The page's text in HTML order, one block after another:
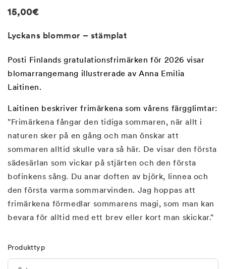
modalfönster
Regular
15,00€
Lyckans blommor – stämplat
Posti Finlands gratulationsfrimärken för 2026 visar
blomarrangemang illustrerade av Anna Emilia
Laitinen.
Laitinen beskriver frimärkena som vårens färgglimtar:
"Frimärkena fångar den tidiga sommaren, när allt i
naturen sker på en gång och man önskar att
sommaren alltid skulle vara så här. De visar den första
sädesärlan som vickar på stjärten och den första
bofinkens sång. Du anar doften av björk, linnea och
den första varma sommarvinden. Jag hoppas att
frimärkena förmedlar sommarens magi, som man kan
bevara för alltid med ett brev eller kort man skickar."
Produkttyp